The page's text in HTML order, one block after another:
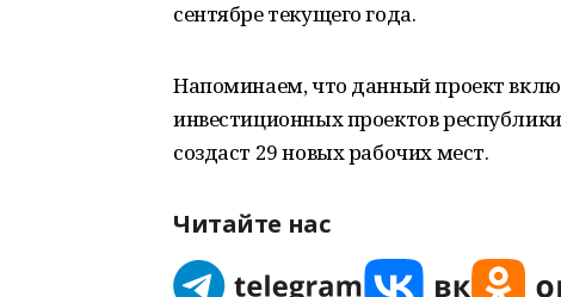
сентябре текущего года.
Напоминаем, что данный проект
инвестиционных проектов
создаст 29 новых рабочих мест.
Читайте нас